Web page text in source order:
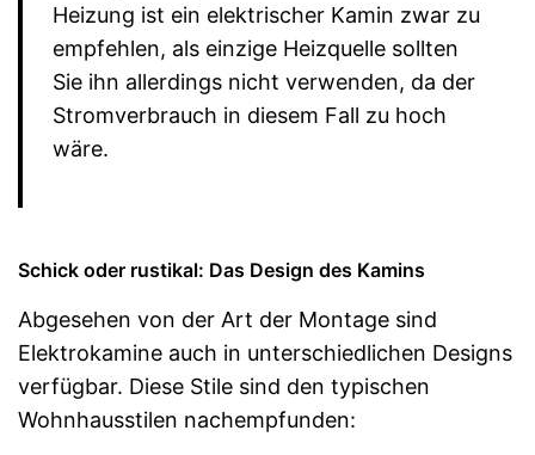
Heizung ist ein elektrischer Kamin zwar zu
empfehlen, als einzige Heizquelle sollten
Sie ihn allerdings nicht verwenden, da der
Stromverbrauch in diesem Fall zu hoch
wäre.
Schick oder rustikal: Das Design des Kamins
Abgesehen von der Art der Montage sind
Elektrokamine auch in unterschiedlichen Designs
verfügbar. Diese Stile sind den typischen
Wohnhausstilen nachempfunden: